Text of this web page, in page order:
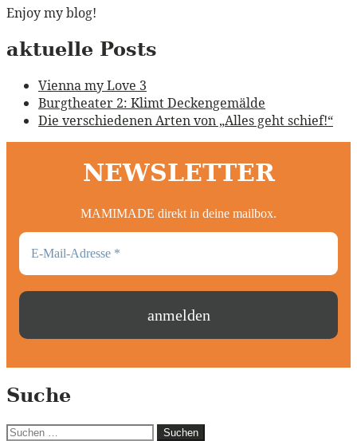
Enjoy my blog!
aktuelle Posts
Vienna my Love 3
Burgtheater 2: Klimt Deckengemälde
Die verschiedenen Arten von „Alles geht schief!“
NEWSLETTER
MAMIMADE direkt in deine mailbox.
Suche
Suchen